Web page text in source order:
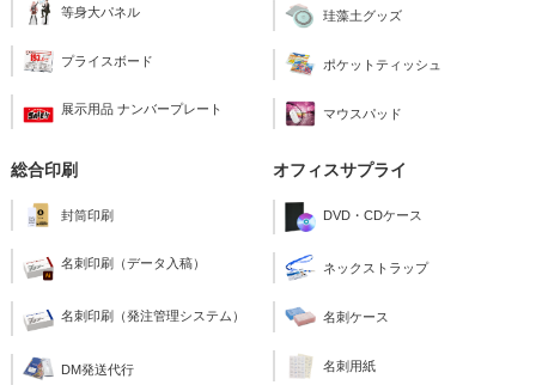
等身大パネル
プライスボード
展示用品 ナンバープレート
珪藻土グッズ
ポケットティッシュ
マウスパッド
総合印刷
封筒印刷
名刺印刷（データ入稿）
名刺印刷（発注管理システム）
DM発送代行
オフィスサプライ
DVD・CDケース
ネックストラップ
名刺ケース
名刺用紙